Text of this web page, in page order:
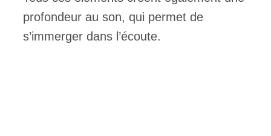
profondeur au son, qui permet de
s’immerger dans l’écoute.